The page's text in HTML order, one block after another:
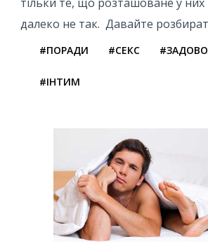
далеко не так. Давайте
#ПОРАДИ #СЕКС
#ІНТИМ